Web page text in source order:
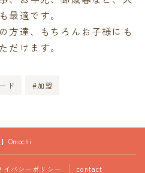
最適です。
方達、もちろんお子様にも
だけます。
ド #加盟
】Omochi
イバシーポリシー contact